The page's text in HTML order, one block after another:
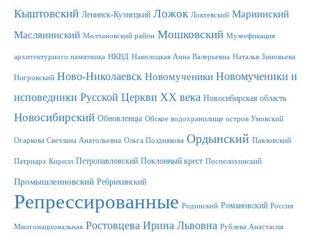
Кыштовский Ленинск-Кузнецкий Ложок Локтевский Мариинский
Маслянинский Молчановский район Мошковский Музеефикация
архитектурного памятника НКВД Наволоцкая Анна Валерьевна Наталья Зиновьева
Нигровский Ново-Николаевск Новомученики Новомученики и
исповедники Русской Церкви XX века Новосибирская область
Новосибирский Обновленцы Обское водохранилище остров Умовский
Огаркова Светлана Анатольевна Ольга Позднякова Ордынский Павловский
Патриарх Кирилл Петропавловский Поклонный крест Поспелихинский
Промышленновский Ребрихинский
Репрессированные Родинский Романовский Россия
Многонациональная Ростовцева Ирина Львовна Рублева Анастасия